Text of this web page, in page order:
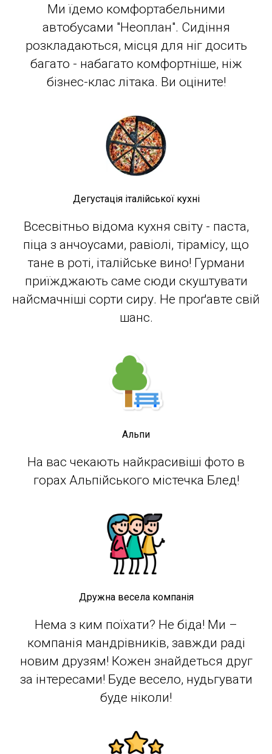
Ми їдемо комфортабельними
автобусами "Неоплан". Сидіння
розкладаються, місця для ніг досить
багато - набагато комфортніше, ніж
бізнес-клас літака. Ви оціните!
Дегустація італійської кухні
Всесвітньо відома кухня світу - паста,
піца з анчоусами, равіолі, тірамісу, що
тане в роті, італійське вино! Гурмани
приїжджають саме сюди скуштувати
найсмачніші сорти сиру. Не проґавте свій
шанс.
Альпи
На вас чекають найкрасивіші фото в
горах Альпійського містечка Блед!
Дружна весела компанія
Нема з ким поїхати? Не біда! Ми –
компанія мандрівників, завжди раді
новим друзям! Кожен знайдеться друг
за інтересами! Буде весело, нудьгувати
буде ніколи!